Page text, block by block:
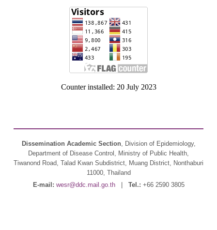
Counter installed: 20 July 2023
Dissemination Academic Section, Division of Epidemiology,
Department of Disease Control, Ministry of Public Health,
Tiwanond Road, Talad Kwan Subdistrict, Muang District, Nonthaburi
11000, Thailand
E-mail: wesr@ddc.mail.go.th| Tel.: +66 2590 3805